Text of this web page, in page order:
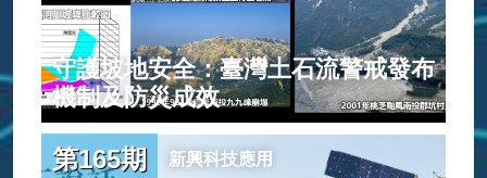
守護坡地安全：臺灣土石流警戒發布
機制及防災成效
第165期 新興科技應用